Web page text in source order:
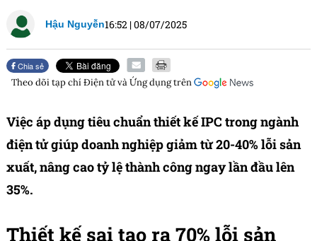
Hậu Nguyễn16:52 |08/07/2025
Chia sẻ
Theo dõi tạp chíĐiện tử và Ứng dụngtrên
Việc áp dụng tiêu chuẩn thiết kế IPC trong ngành
điện tử giúp doanh nghiệp giảm từ 20-40% lỗi sản
xuất, nâng cao tỷ lệ thành công ngay lần đầu lên
35%.
Thiết kế sai tạo ra 70% lỗi sản